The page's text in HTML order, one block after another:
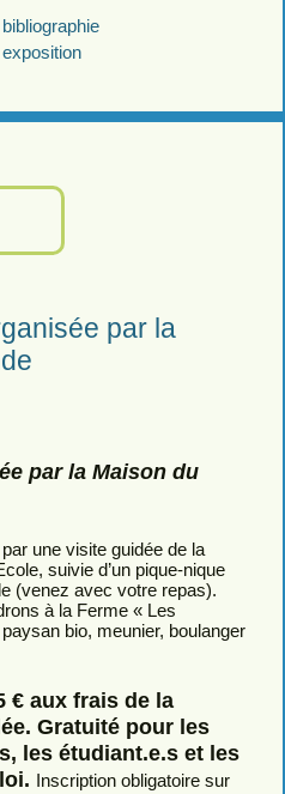
par la
par la Maison du
une visite guidée de la
suivie d’un pique-nique
(venez avec votre repas).
à la Ferme « Les
bio, meunier, boulanger
€ aux frais de la
Gratuité pour les
les étudiant.e.s et les
Inscription obligatoire sur